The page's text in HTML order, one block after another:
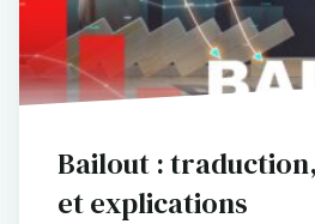
Bailout :
et explications